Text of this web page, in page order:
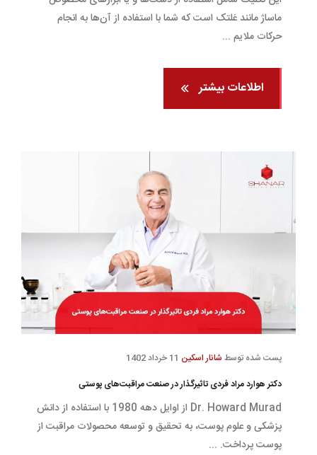
ماساژ مانند غلتک است که شما با استفاده از آن‌ها به انجام
حرکات ملایم ...
اطلاعات بیشتر
پست شده توسط شانار اسکین
دکتر هوارد مراد فردی تاثیرگذار در صنعت مراقبت‌های پوستی
Dr. Howard Murad از اوایل دهه 1980 با استفاده از دانش
پزشکی و علوم پوست، به تحقیق و توسعه محصولات مراقبت از
پوست پرداخت. ...